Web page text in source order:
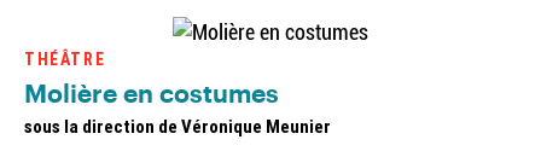
THÉÂTRE
Molière en costumes
sous la direction de Véronique Meunier